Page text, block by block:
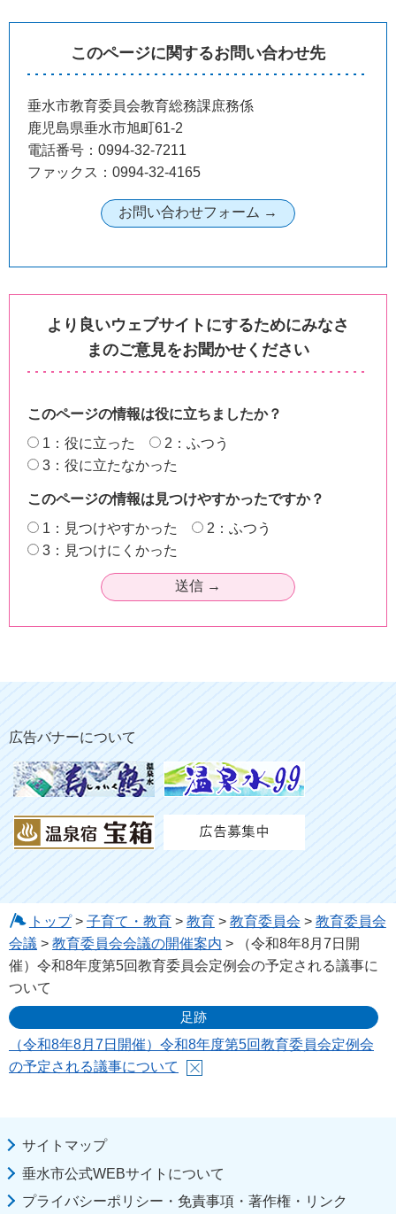
このページに関するお問い合わせ先
垂水市教育委員会教育総務課庶務係
鹿児島県垂水市旭町61-2
電話番号：0994-32-7211
ファックス：0994-32-4165
より良いウェブサイトにするためにみなさ
まのご意見をお聞かせください
このページの情報は役に立ちましたか？
1：役に立った
2：ふつう
3：役に立たなかった
このページの情報は見つけやすかったですか？
1：見つけやすかった
2：ふつう
3：見つけにくかった
広告バナーについて
トップ> 子育て・教育> 教育> 教育委員会 > 教育委員会
会議 > 教育委員会会議の開催案内 > （令和8年8月7日開
催）令和8年度第5回教育委員会定例会の予定される議事に
ついて
足跡
（令和8年8月7日開催）令和8年度第5回教育委員会定例会
の予定される議事について
サイトマップ
垂水市公式WEBサイトについて
プライバシーポリシー・免責事項・著作権・リンク